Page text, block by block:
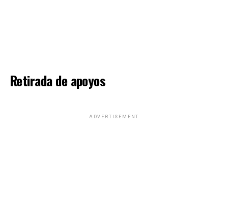
Retirada de apoyos
ADVERTISEMENT